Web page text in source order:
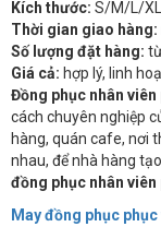
Kích thước: S/M/L/XL
Thời gian giao hàng:
Số lượng đặt hàng:
Giá cả: hợp lý, linh
Đồng phục nhân viên
cách chuyên nghiệp
hàng, quán cafe, nơi
nhau, để nhà hàng
đồng phục nhân viên
May đồng phục phục